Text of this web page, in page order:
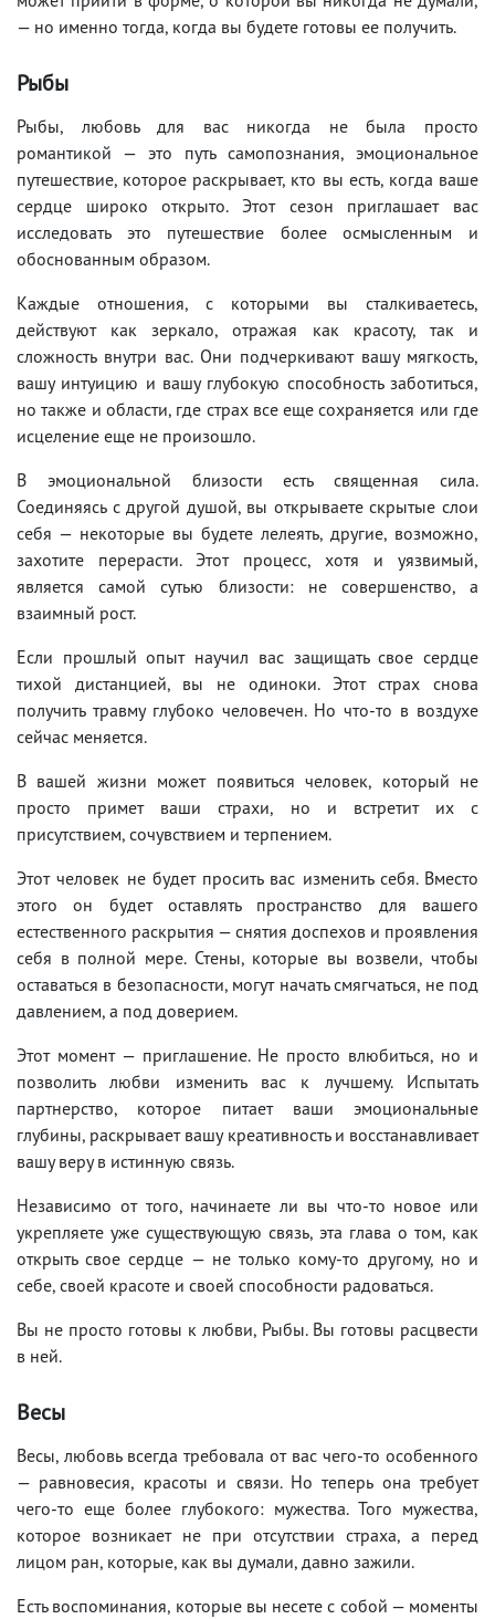
— но именно тогда, когда вы будете готовы ее получить.
Рыбы
Рыбы, любовь для вас никогда не была просто
романтикой — это путь самопознания, эмоциональное
путешествие, которое раскрывает, кто вы есть, когда ваше
сердце широко открыто. Этот сезон приглашает вас
исследовать это путешествие более осмысленным и
обоснованным образом.
Каждые отношения, с которыми вы сталкиваетесь,
действуют как зеркало, отражая как красоту, так и
сложность внутри вас. Они подчеркивают вашу мягкость,
вашу интуицию и вашу глубокую способность заботиться,
но также и области, где страх все еще сохраняется или где
исцеление еще не произошло.
В эмоциональной близости есть священная сила.
Соединяясь с другой душой, вы открываете скрытые слои
себя — некоторые вы будете лелеять, другие, возможно,
захотите перерасти. Этот процесс, хотя и уязвимый,
является самой сутью близости: не совершенство, а
взаимный рост.
Если прошлый опыт научил вас защищать свое сердце
тихой дистанцией, вы не одиноки. Этот страх снова
получить травму глубоко человечен. Но что-то в воздухе
сейчас меняется.
В вашей жизни может появиться человек, который не
просто примет ваши страхи, но и встретит их с
присутствием, сочувствием и терпением.
Этот человек не будет просить вас изменить себя. Вместо
этого он будет оставлять пространство для вашего
естественного раскрытия — снятия доспехов и проявления
себя в полной мере. Стены, которые вы возвели, чтобы
оставаться в безопасности, могут начать смягчаться, не под
давлением, а под доверием.
Этот момент — приглашение. Не просто влюбиться, но и
позволить любви изменить вас к лучшему. Испытать
партнерство, которое питает ваши эмоциональные
глубины, раскрывает вашу креативность и восстанавливает
вашу веру в истинную связь.
Независимо от того, начинаете ли вы что-то новое или
укрепляете уже существующую связь, эта глава о том, как
открыть свое сердце — не только кому-то другому, но и
себе, своей красоте и своей способности радоваться.
Вы не просто готовы к любви, Рыбы. Вы готовы расцвести
в ней.
Весы
Весы, любовь всегда требовала от вас чего-то особенного
— равновесия, красоты и связи. Но теперь она требует
чего-то еще более глубокого: мужества. Того мужества,
которое возникает не при отсутствии страха, а перед
лицом ран, которые, как вы думали, давно зажили.
Есть воспоминания, которые вы несете с собой — моменты